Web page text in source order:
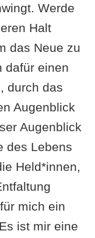
Werde
Halt
das Neue zu
dafür einen
durch das
Augenblick
Augenblick
des Lebens
Held*innen,
mich ein
ist mir eine